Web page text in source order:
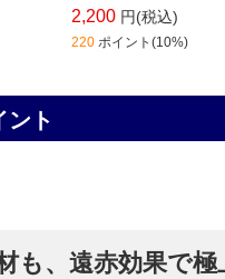
2,200 円(税込)
220 ポイント(10%)
ント
も、遠赤効果で